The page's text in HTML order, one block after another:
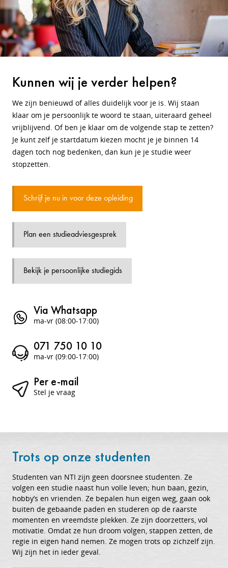
Kunnen wij je verder helpen?
We zijn benieuwd of alles duidelijk voor je is. Wij staan
klaar om je persoonlijk te woord te staan, uiteraard geheel
vrijblijvend. Of ben je klaar om de volgende stap te zetten?
Je kunt zelf je startdatum kiezen mocht je je binnen 14
dagen toch nog bedenken, dan kun je je studie weer
stopzetten.
Schrijf je nu in voor deze opleiding
Plan een studieadviesgesprek
Bekijk je persoonlijke studiegids
Via Whatsapp
ma-vr (08:00-17:00)
071 750 10 10
ma-vr (09:00-17:00)
Per e-mail
Stel je vraag
Trots op onze studenten
Studenten van NTI zijn geen doorsnee studenten. Ze
volgen een studie naast hun volle leven; hun baan, gezin,
hobby’s en vrienden. Ze bepalen hun eigen weg, gaan ook
buiten de gebaande paden en studeren op de raarste
momenten en vreemdste plekken. Ze zijn doorzetters, vol
motivatie. Omdat ze hun droom volgen, stappen zetten, de
regie in eigen hand nemen. Ze mogen trots op zichzelf zijn.
Wij zijn het in ieder geval.